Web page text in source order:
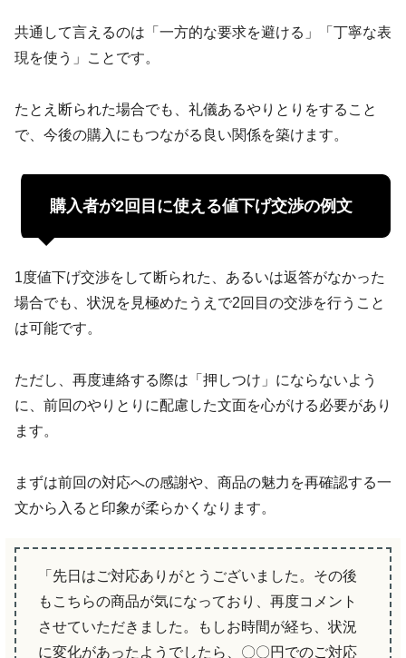
共通して言えるのは「一方的な要求を避ける」「丁寧な表
現を使う」ことです。
たとえ断られた場合でも、礼儀あるやりとりをすること
で、今後の購入にもつながる良い関係を築けます。
購入者が2回目に使える値下げ交渉の例文
1度値下げ交渉をして断られた、あるいは返答がなかった
場合でも、状況を見極めたうえで2回目の交渉を行うこと
は可能です。
ただし、再度連絡する際は「押しつけ」にならないよう
に、前回のやりとりに配慮した文面を心がける必要があり
ます。
まずは前回の対応への感謝や、商品の魅力を再確認する一
文から入ると印象が柔らかくなります。
「先日はご対応ありがとうございました。その後
もこちらの商品が気になっており、再度コメント
させていただきました。もしお時間が経ち、状況
に変化があったようでしたら、〇〇円でのご対応